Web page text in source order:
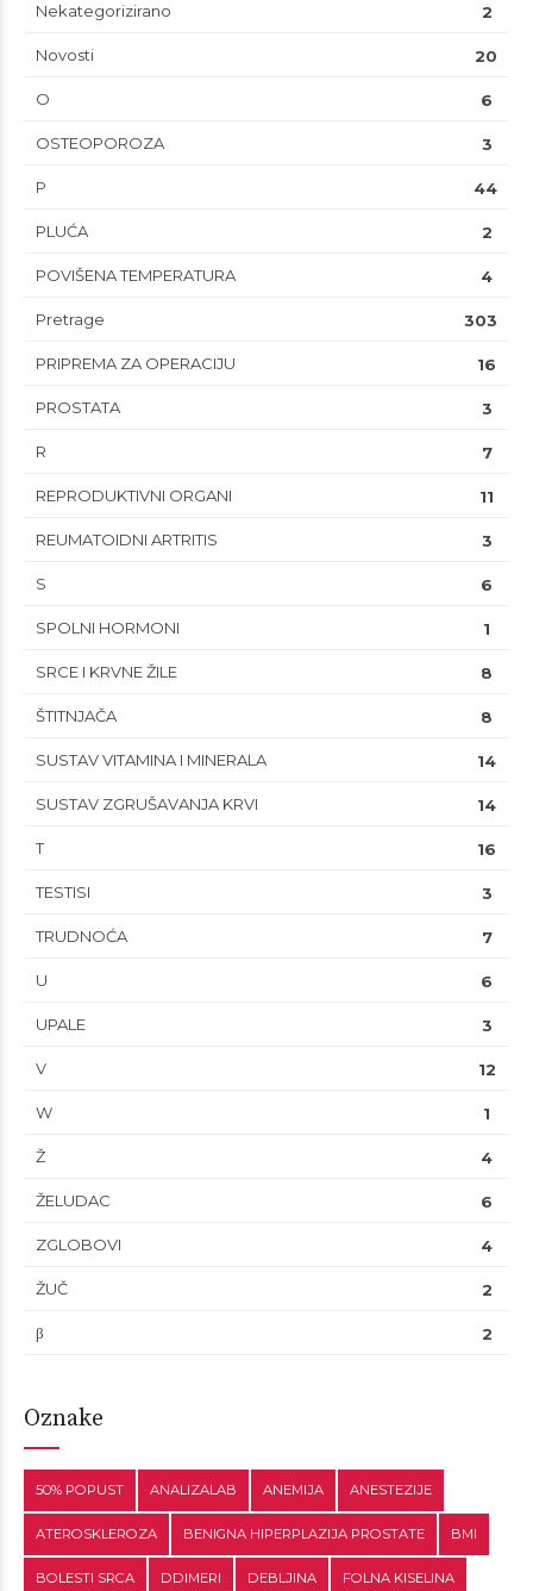
Nekategorizirano 2
Novosti 20
O 6
OSTEOPOROZA 3
P 44
PLUĆA 2
POVIŠENA TEMPERATURA 4
Pretrage 303
PRIPREMA ZA OPERACIJU 16
PROSTATA 3
R 7
REPRODUKTIVNI ORGANI 11
REUMATOIDNI ARTRITIS 3
S 6
SPOLNI HORMONI 1
SRCE I KRVNE ŽILE 8
ŠTITNJAČA 8
SUSTAV VITAMINA I MINERALA 14
SUSTAV ZGRUŠAVANJA KRVI 14
T 16
TESTISI 3
TRUDNOĆA 7
U 6
UPALE 3
V 12
W 1
Ž 4
ŽELUDAC 6
ZGLOBOVI 4
ŽUČ 2
β 2
Oznake
50% POPUST ANALIZALAB ANEMIJA ANESTEZIJE
ATEROSKLEROZA BENIGNA HIPERPLAZIJA PROSTATE BMI
BOLESTI SRCA DDIMERI DEBLJINA FOLNA KISELINA